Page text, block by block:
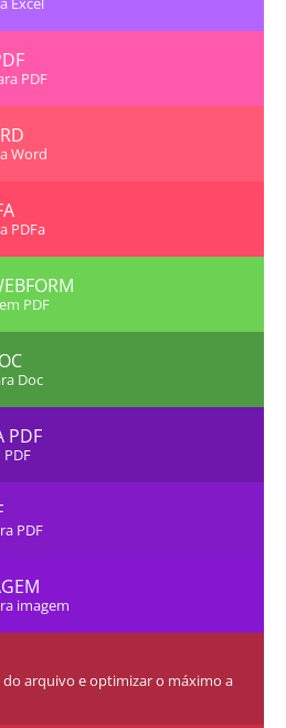
PDF
Word
PDFa
PDF
Doc
PDF
PDF
imagem
arquivo e optimizar o máximo a